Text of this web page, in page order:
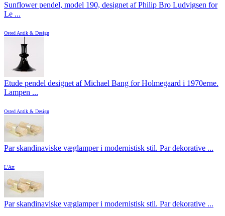
Sunflower pendel, model 190, designet af Philip Bro Ludvigsen for
Le ...
Osted Antik & Design
Etude pendel designet af Michael Bang for Holmegaard i 1970erne.
Lampen ...
Osted Antik & Design
Par skandinaviske væglamper i modernistisk stil. Par dekorative ...
L'Art
Par skandinaviske væglamper i modernistisk stil. Par dekorative ...